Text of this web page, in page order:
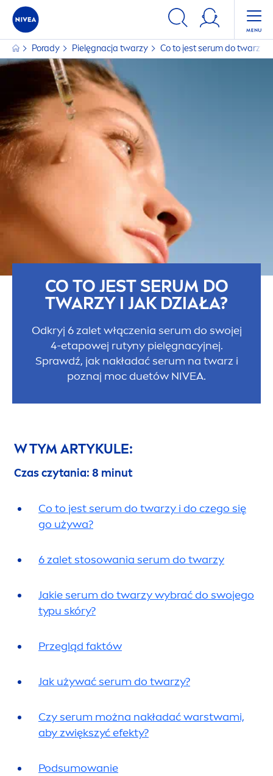
Porady Pielęgnacja twarzy Co to jest serum do twarzy i
CO TO JEST SERUM DO
TWARZY I JAK DZIAŁA?
Odkryj 6 zalet włączenia serum do swojej
4-etapowej rutyny pielęgnacyjnej.
Sprawdź, jak nakładać serum na twarz i
poznaj moc duetów NIVEA.
W TYM ARTYKULE:
Czas czytania: 8 minut
Co to jest serum do twarzy i do czego się
go używa?
6 zalet stosowania serum do twarzy
Jakie serum do twarzy wybrać do swojego
typu skóry?
Przegląd faktów
Jak używać serum do twarzy?
Czy serum można nakładać warstwami,
aby zwiększyć efekty?
Podsumowanie